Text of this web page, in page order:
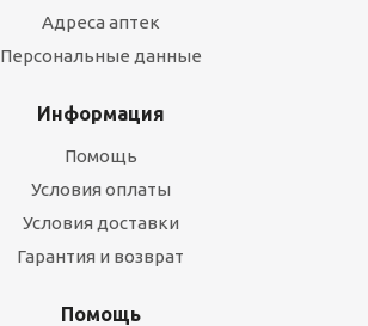
Адреса аптек
Персональные данные
Информация
Помощь
Условия оплаты
Условия доставки
Гарантия и возврат
Помощь